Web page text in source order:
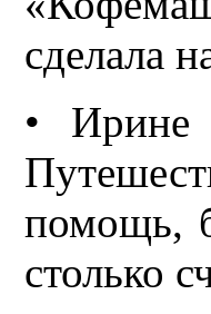
сделала
• Ирине
помощь,
столько